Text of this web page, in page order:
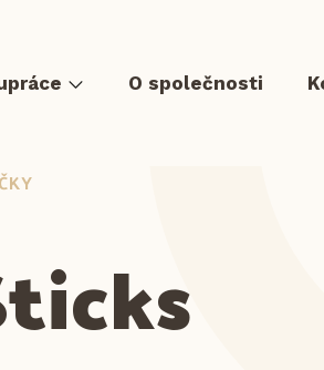
Burger a Hot dog
O společnosti